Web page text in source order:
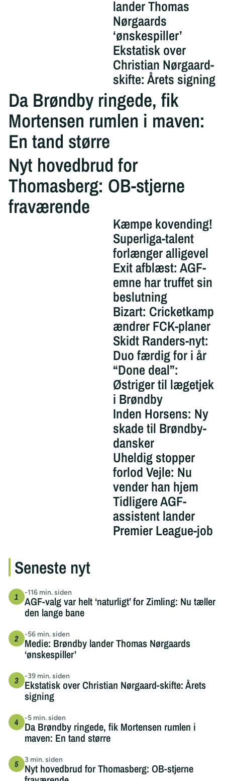
lander Thomas
Nørgaards
‘ønskespiller’
Ekstatisk over
Christian Nørgaard-
skifte: Årets signing
Da Brøndby ringede, fik
Mortensen rumlen i maven:
En tand større
Nyt hovedbrud for
Thomasberg: OB-stjerne
fraværende
Kæmpe kovending!
Superliga-talent
forlænger alligevel
Exit afblæst: AGF-
emne har truffet sin
beslutning
Bizart: Cricketkamp
ændrer FCK-planer
Skidt Randers-nyt:
Duo færdig for i år
“Done deal”:
Østriger til lægetjek
i Brøndby
Inden Horsens: Ny
skade til Brøndby-
dansker
Uheldig stopper
forlod Vejle: Nu
vender han hjem
Tidligere AGF-
assistent lander
Premier League-job
Seneste nyt
-116 min. siden
AGF-valg var helt ‘naturligt’ for Zimling: Nu tæller
den lange bane
-56 min. siden
Medie: Brøndby lander Thomas Nørgaards
‘ønskespiller’
-39 min. siden
Ekstatisk over Christian Nørgaard-skifte: Årets
signing
-5 min. siden
Da Brøndby ringede, fik Mortensen rumlen i
maven: En tand større
3 min. siden
Nyt hovedbrud for Thomasberg: OB-stjerne